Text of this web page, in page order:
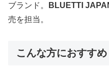
ブランド。
BLUETTI
売を担当。
こんな方におすすめ